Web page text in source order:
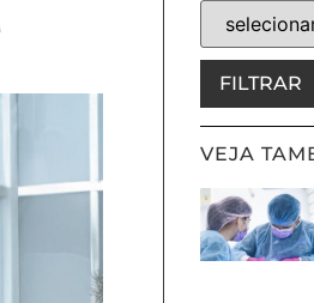
FILTRAR
VEJA